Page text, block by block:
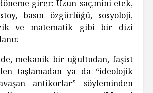
girer: Uzun saç,mini etek,
basın özgürlüğü, sosyoloji,
ve matematik gibi bir dizi
mekanik bir uğultudan, faşist
taşlamadan ya da “ideolojik
antikorlar” söyleminden